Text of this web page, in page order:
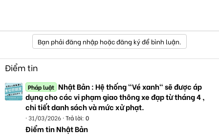
Bạn phải đăng nhập hoặc đăng ký để bình luận.
Điểm tin
Pháp luật Nhật Bản : Hệ thống "Vé xanh" sẽ được áp
dụng cho các vi phạm giao thông xe đạp từ tháng 4 ,
chi tiết danh sách và mức xử phạt.
31/03/2026 Trả lời: 0
Điểm tin Nhật Bản